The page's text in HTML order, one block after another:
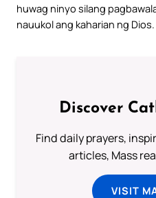
huwag ninyo silang
nauukol ang kaharian ng Dios.
Discover
Find daily prayers,
articles, Mass
VISIT